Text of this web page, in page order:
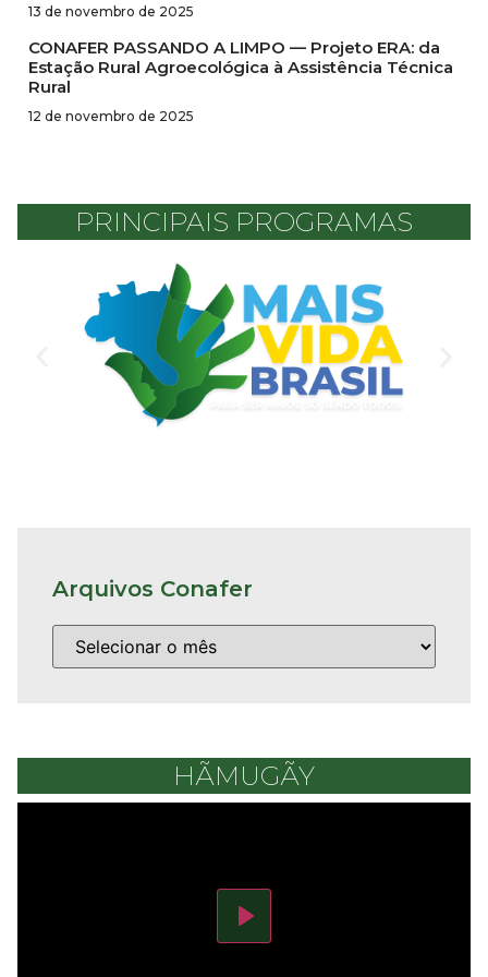
13 de novembro de 2025
CONAFER PASSANDO A LIMPO — Projeto ERA: da
Estação Rural Agroecológica à Assistência Técnica
Rural
12 de novembro de 2025
PRINCIPAIS PROGRAMAS
Arquivos Conafer
HÃMUGÃY
Play